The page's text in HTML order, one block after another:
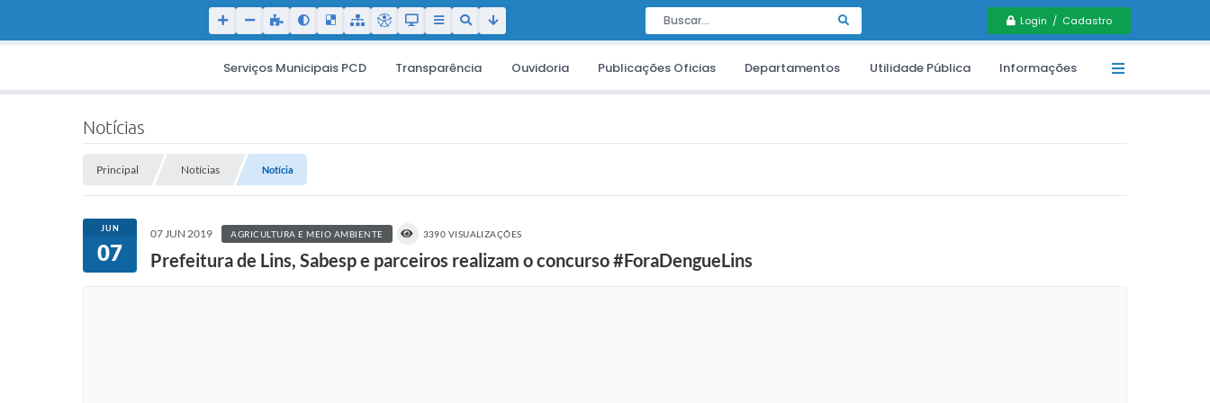
Login / Cadastro
Serviços Municipais PCD Transparência Ouvidoria Publicações Oficias Departamentos Utilidade Pública Informações
Notícias
Principal Notícias Notícia
JUN
07
07 JUN 2019 AGRICULTURA E MEIO AMBIENTE 3390 VISUALIZAÇÕES
Prefeitura de Lins, Sabesp e parceiros realizam o concurso #ForaDengueLins